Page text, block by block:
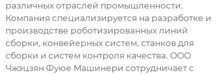
различных отраслей промышленности.
Компания специализируется на разработке и
производстве роботизированных линий
сборки, конвейерных систем, станков для
сборки и систем контроля качества. ООО
Чжэцзян Фуюе Машинери сотрудничает с